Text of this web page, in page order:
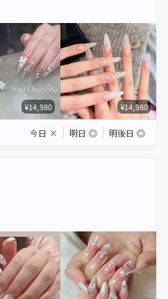
¥14,980 ¥14,980
今日 × 明日 ◎ 明後日 ◎